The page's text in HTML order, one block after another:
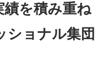
績を積み重ね
ショナル集団